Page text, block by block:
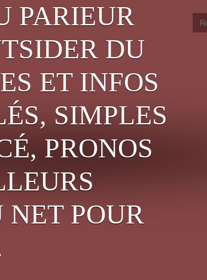
PARIEUR
DU
ET INFOS
SIMPLES
PRONOS
NET POUR